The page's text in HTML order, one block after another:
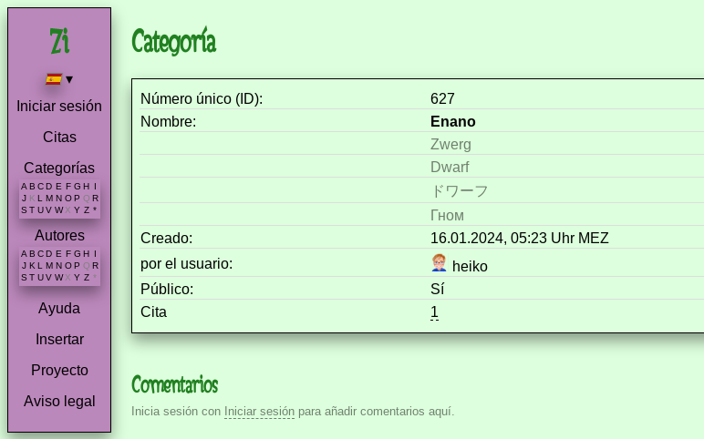
▾
Iniciar sesión
Citas
Categorías
A B C D E F G H I
J K L M N O P Q R
S T U V W X Y Z *
Autores
A B C D E F G H
J K L M N O P Q R
S T U V W X Y Z *
Ayuda
Insertar
Proyecto
Aviso legal
Categoría
Número único (ID):
627
Nombre:
Enano
Zwerg
Dwarf
ドワーフ
Гном
Creado:
16.01.2024, 05:23 Uhr MEZ
por el usuario:
heiko
Público:
Sí
Cita
1
Comentarios
Inicia sesión con Iniciar sesión para añadir comentarios aquí.